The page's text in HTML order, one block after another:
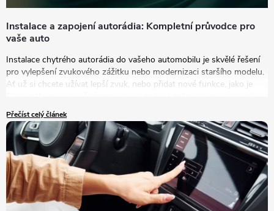
Instalace a zapojení autorádia: Kompletní průvodce pro
vaše auto
Instalace chytrého autorádia do vašeho automobilu je skvělé řešení
pro vylepšení zvukového zážitku nebo modernizaci staršího modelu.
Ať už si chcete užívat lepší zvuk, nebo přidat nové funkce, jako je
autorádia za nový model je tou správnou volbou.
Přečíst celý článek